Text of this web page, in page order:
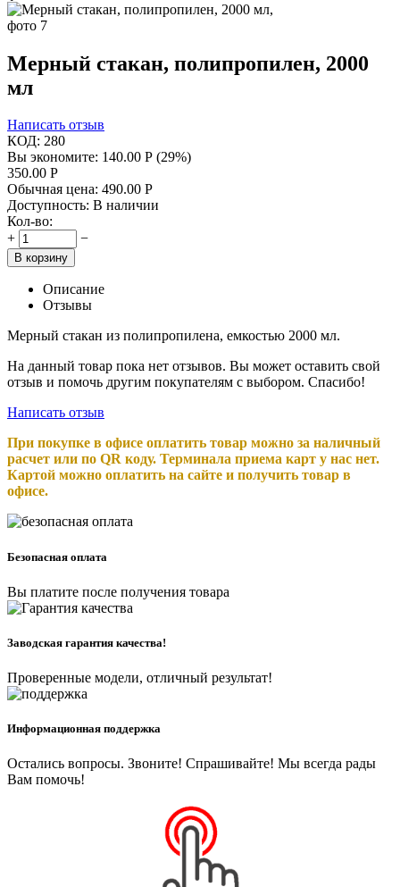
Мерный стакан, полипропилен, 2000
мл
Написать отзыв
КОД: 280
Вы экономите: 140.00 Р (29%)
350.00 Р
Обычная цена: 490.00 Р
Доступность: В наличии
Кол-во:
+
−
В корзину
Описание
Отзывы
Мерный стакан из полипропилена, емкостью 2000 мл.
На данный товар пока нет отзывов. Вы может оставить свой
отзыв и помочь другим покупателям с выбором. Спасибо!
Написать отзыв
При покупке в офисе оплатить товар можно за наличный
расчет или по QR коду. Терминала приема карт у нас нет.
Картой можно оплатить на сайте и получить товар в
офисе.
Безопасная оплата
Вы платите после получения товара
Заводская гарантия качества!
Проверенные модели, отличный результат!
Информационная поддержка
Остались вопросы. Звоните! Спрашивайте! Мы всегда рады
Вам помочь!